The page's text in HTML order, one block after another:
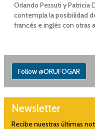
Orlando Pessuti y Patricia
contempla la posibilidad
francés e inglés con otras
Follow @ORUFOGAR
Newsletter
Recibe nuestras últimas